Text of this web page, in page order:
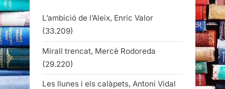
L’ambició de l’Aleix, Enric Valor
(33.209)
Mirall trencat, Mercè Rodoreda
(29.220)
Les llunes i els calàpets, Antoni Vidal